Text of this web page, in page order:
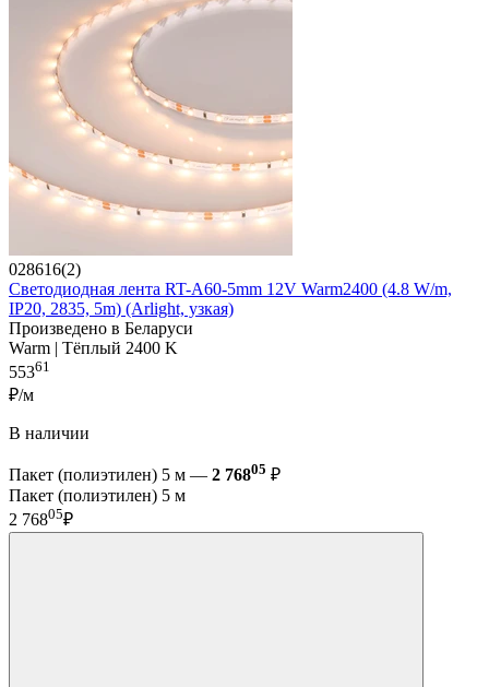
028616(2)
Светодиодная лента RT-A60-5mm 12V Warm2400 (4.8 W/m,
IP20, 2835, 5m) (Arlight, узкая)
Произведено в Беларуси
Warm | Тёплый 2400 K
55361
₽/м
В наличии
Пакет (полиэтилен) 5 м — 2 76805 ₽
Пакет (полиэтилен) 5 м
2 76805₽